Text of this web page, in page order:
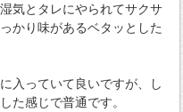
気とタレにやられてサクサ
かり味があるベタッとした
入っていて良いですが、し
た感じで普通です。